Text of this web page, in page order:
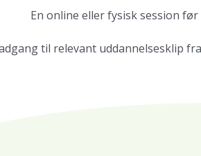
En online eller fysisk session
til relevant uddannelsesklip